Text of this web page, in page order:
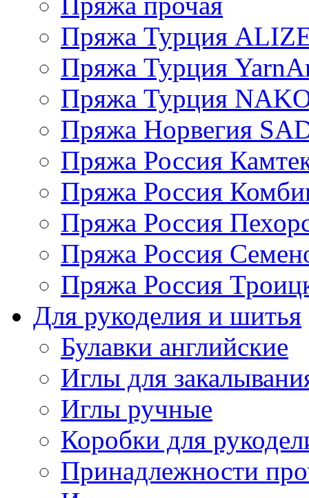
Пряжа Турция
Пряжа Турция
Пряжа Турция
Пряжа Норвегия
Пряжа Россия
Пряжа Россия
Пряжа Россия
Пряжа Россия
Пряжа Россия
Для рукоделия и шитья
Булавки английские
Иглы для
Иглы ручные
Коробки для
Принадлежности